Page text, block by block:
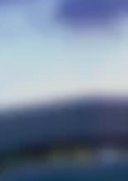
Sie einen
für den